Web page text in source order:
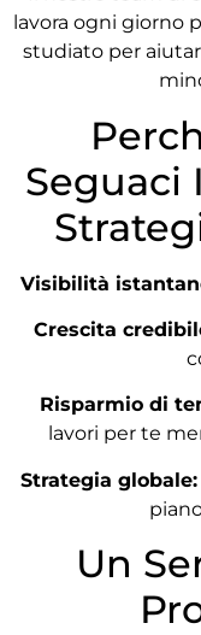
lavora ogni giorno
studiato per
Seguaci
Visibilità
Crescita
Risparmio di
lavori per te
Strategia globale:
Un